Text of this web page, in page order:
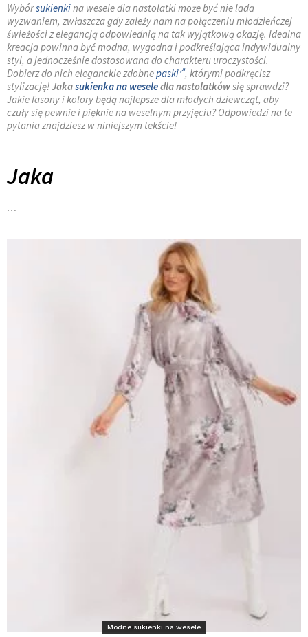
Wybórsukienkina wesele dla nastolatki może być nie lada
wyzwaniem, zwłaszcza gdy zależy nam na połączeniu młodzieńczej
świeżości z elegancją odpowiednią na tak wyjątkową okazję. Idealna
kreacja powinna być modna, wygodna i podkreślająca indywidualny
styl, a jednocześnie dostosowana do charakteru uroczystości.
Dobierz do nich eleganckie zdobnepaski , którymi podkręcisz
stylizację!Jakasukienka na weseledla nastolatkówsię sprawdzi?
Jakie fasony i kolory będą najlepsze dla młodych dziewcząt, aby
czuły się pewnie i pięknie na weselnym przyjęciu? Odpowiedzi na te
pytania znajdziesz w niniejszym tekście!
Jaka
…
Modne sukienki na wesele